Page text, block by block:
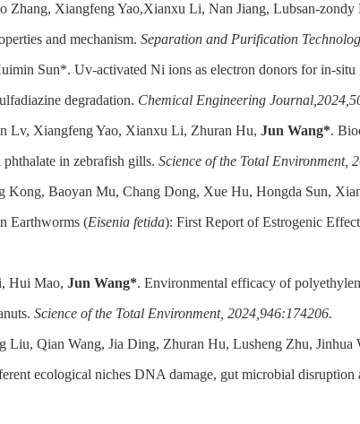
Zhang, Xiangfeng Yao,Xianxu Li, Nan Jiang, Lubsan-zondy
and mechanism. Separation and Purification
Sun*. Uv-activated Ni ions as electron donors for in-situ
degradation. Chemical Engineering
Lv, Xiangfeng Yao, Xianxu Li, Zhuran Hu, Jun Wang*.
in zebrafish gills. Science of the Total Environment,
Kong, Baoyan Mu, Chang Dong, Xue Hu, Hongda Sun,
Earthworms (Eisenia fetida): First Report of Estrogenic
Hui Mao, Jun Wang*. Environmental efficacy of
Science of the Total Environment, 2024,946:174206.
Qian Wang, Jia Ding, Zhuran Hu, Lusheng Zhu, Jinhua
ecological niches DNA damage, gut microbial disruption